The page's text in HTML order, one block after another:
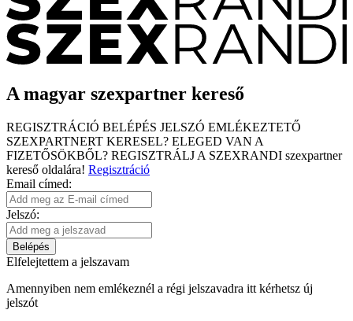
A magyar szexpartner kereső
REGISZTRÁCIÓ BELÉPÉS JELSZÓ EMLÉKEZTETŐ
SZEXPARTNERT KERESEL? ELEGED VAN A
FIZETŐSÖKBŐL? REGISZTRÁLJ A SZEXRANDI szexpartner
kereső oldalára! Regisztráció
Email címed:
Jelszó:
Belépés
Elfelejtettem a jelszavam
Amennyiben nem emlékeznél a régi jelszavadra itt kérhetsz új
jelszót